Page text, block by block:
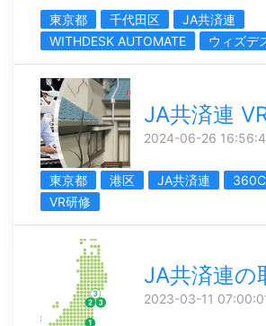
東京都 千代田区
JA共済連
WITHDESK AUTOMATE
ウィズデ
JA共済連
2024-06-26
東京都 港区 JA共済連
VR研修
JA共済連の
2023-03-11